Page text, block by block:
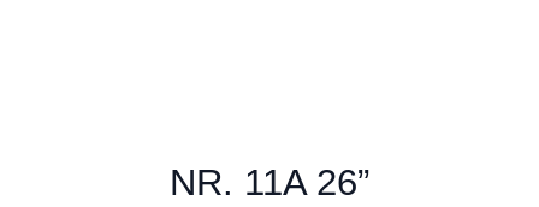
NR. 11A 26”